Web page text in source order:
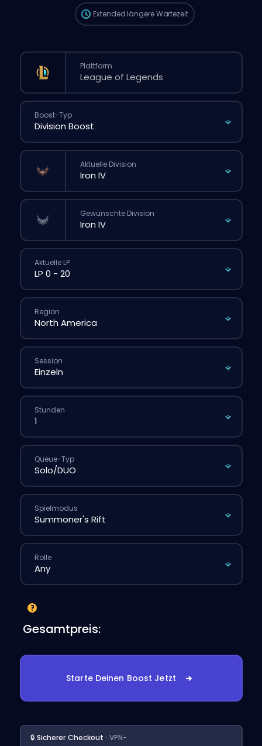
Extended längere Wartezeit
Plattform
Boost-Typ
Aktuelle Division
Gewünschte Division
Aktuelle LP
Region
Session
Stunden
Queue-Typ
Spielmodus
Rolle
Gesamtpreis:
Starte Deinen Boost Jetzt
🔒 Sicherer Checkout · VPN-